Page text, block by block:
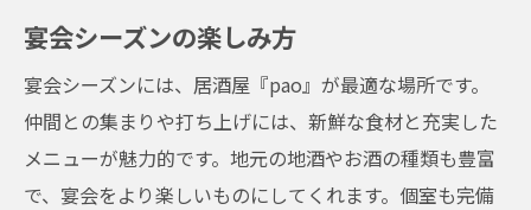
シェフのこだわり料理
季節ごとのおすすめメニュー
料理と相性抜群の地酒
宴会メニューの選び方
宴会シーズンの楽しみ方
宴会シーズンには、居酒屋『pao』が最適な場所です。
仲間との集まりや打ち上げには、新鮮な食材と充実した
メニューが魅力的です。地元の地酒やお酒の種類も豊富
で、宴会をより楽しいものにしてくれます。個室も完備